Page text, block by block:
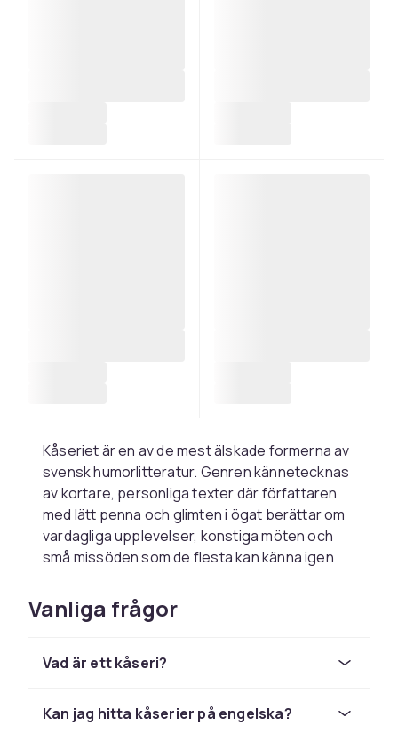
Kåseriet är en av de mest älskade formerna av
svensk humorlitteratur. Genren kännetecknas
av kortare, personliga texter där författaren
med lätt penna och glimten i ögat berättar om
vardagliga upplevelser, konstiga möten och
små missöden som de flesta kan känna igen
samtidigt som det ofta bjuder på en känsla av
igenkänning och värme.
du allt från citatsamlingar och skämtböcker till
som ryms i kategorin är böcker med samlade
Vanliga frågor
Vad är ett kåseri?
Kan jag hitta kåserier på engelska?